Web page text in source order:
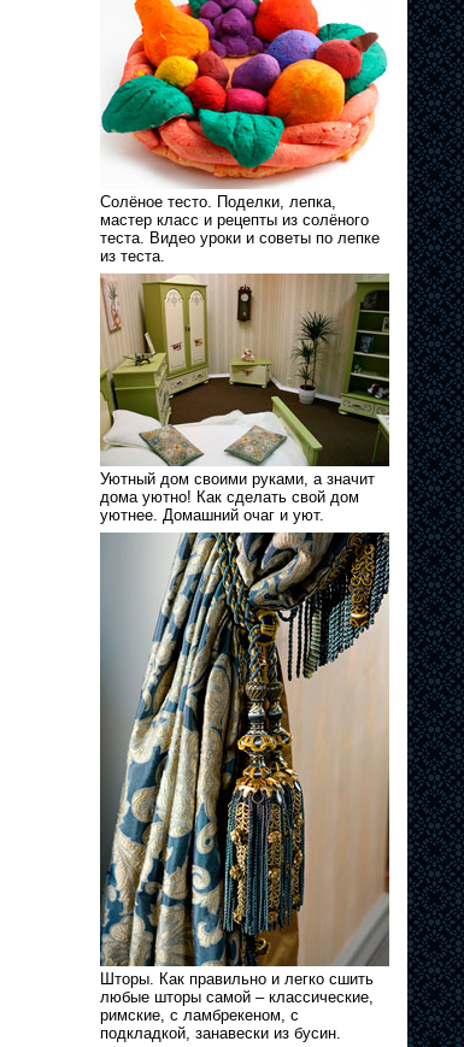
Солёное тесто. Поделки, лепка,
мастер класс и рецепты из солёного
теста. Видео уроки и советы по лепке
из теста.
Уютный дом своими руками, а значит
дома уютно! Как сделать свой дом
уютнее. Домашний очаг и уют.
Шторы. Как правильно и легко сшить
любые шторы самой – классические,
римские, с ламбрекеном, с
подкладкой, занавески из бусин.